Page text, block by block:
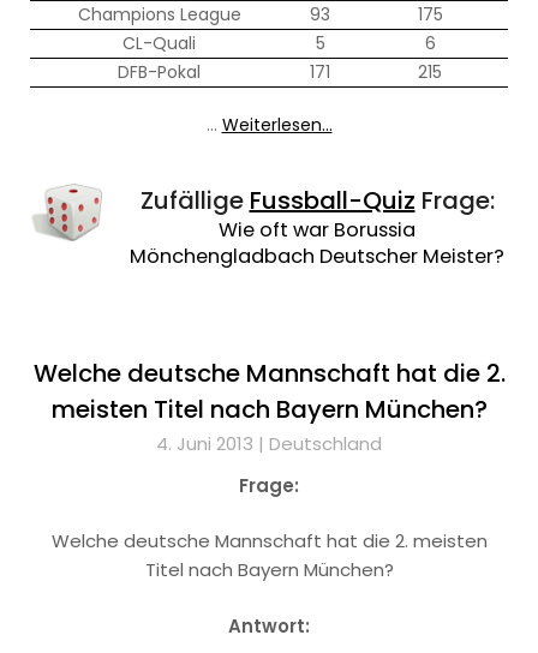
Champions League
93
175
CL-Quali
5
6
DFB-Pokal
171 215
… Weiterlesen...
Zufällige Fussball-Quiz Frage:
Wie oft war Borussia
Mönchengladbach Deutscher Meister?
Welche deutsche Mannschaft hat die 2.
meisten Titel nach Bayern München?
4. Juni 2013 | Deutschland
Frage:
Welche deutsche Mannschaft hat die 2. meisten
Titel nach Bayern München?
Antwort: